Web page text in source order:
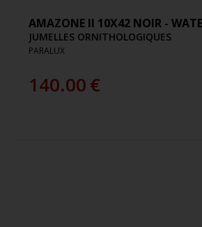
AMAZONE II 10X42 NOIR -
JUMELLES ORNITHOLOGIQUES
PARALUX
140.00€